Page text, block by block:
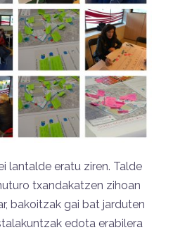
lantalde eratu ziren. Talde
txandakatzen zihoan
bakoitzak gai bat jarduten
edota erabilera